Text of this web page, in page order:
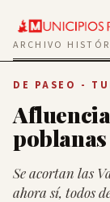
ARCHIVO
DE PASEO -
Se acortan las
ahora sí, todos